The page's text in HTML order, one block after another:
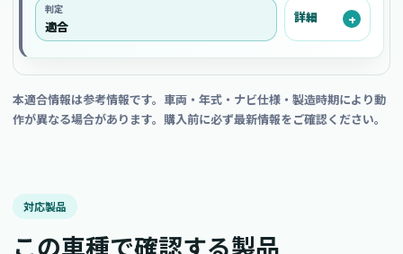
判定
適合
詳細
本適合情報は参考情報です。車両・年式・ナビ仕様・製造時期により動
作が異なる場合があります。購入前に必ず最新情報をご確認ください。
対応製品
この車種で確認する製品